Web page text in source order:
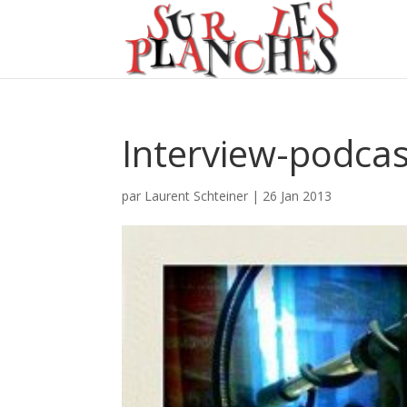
Interview-
par Laurent Schteiner | 26 Jan 2013